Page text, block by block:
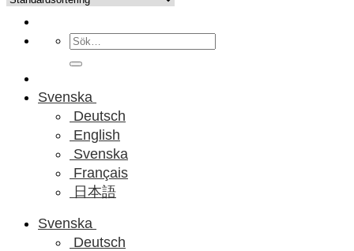
Sök
efter:
Svenska
Deutsch
English
Svenska
Français
日本語
Svenska
Deutsch